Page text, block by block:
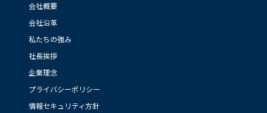
会社概要
会社沿革
私たちの強み
社長挨拶
企業理念
プライバシーポリシー
情報セキュリティ方針